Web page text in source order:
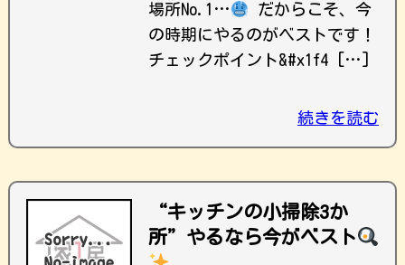
場所No.1…
だからこそ、今
の時期にやるのがベストです！
チェックポイント&#x1f4 […]
続きを読む
“キッチンの小掃除3か
所”やるなら今がベスト